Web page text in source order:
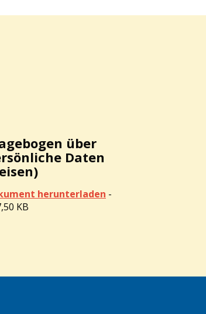
über
Daten
herunterladen -
KB